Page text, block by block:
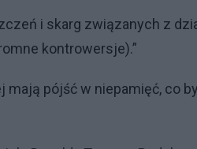
i skarg związanych z
kontrowersje).”
pójść w niepamięć, co